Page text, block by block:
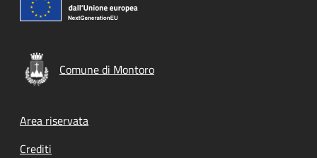
Comune di Montoro
Footer menu
Area riservata
Crediti